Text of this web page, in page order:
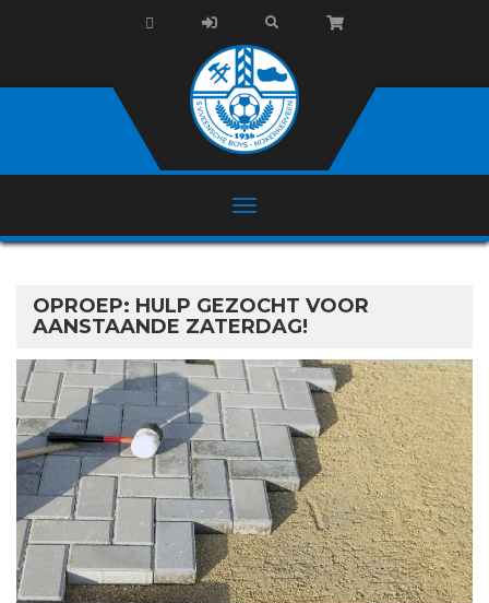
OPROEP: HULP GEZOCHT VOOR
AANSTAANDE ZATERDAG!